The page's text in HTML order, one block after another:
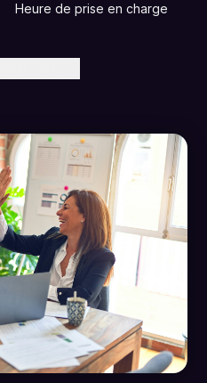
Heure de prise en charge